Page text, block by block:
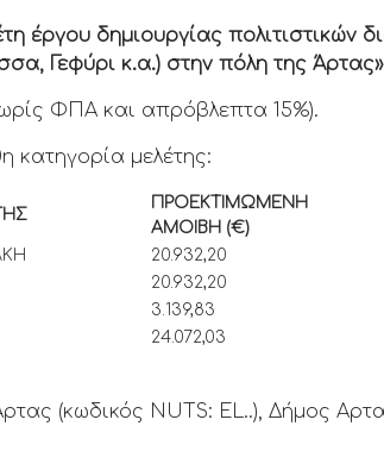
έργου δημιουργίας
Γεφύρι κ.α.) στην πόλη της Άρτας»
ΦΠΑ και απρόβλεπτα 15%).
κατηγορία μελέτης:
ΠΡΟΕΚΤΙΜΩΜΕΝΗ
ΑΜΟΙΒΗ (€)
20.932,20
20.932,20
3.139,83
24.072,03
(κωδικός NUTS: EL..), Δήμος